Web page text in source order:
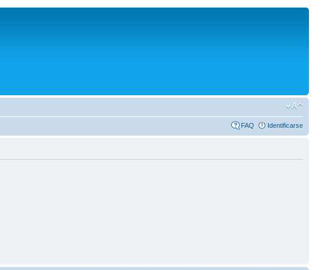
FAQ Identificarse